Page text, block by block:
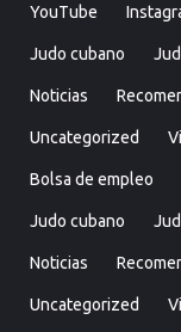
YouTube
Judo cubano
Noticias
Uncategorized
Bolsa de empleo
Judo cubano
Noticias
Uncategorized